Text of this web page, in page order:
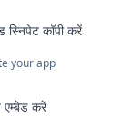
कॉपी करें
your app
करें